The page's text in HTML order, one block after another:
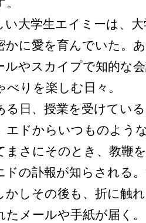
大学生エイミーは、大
かに愛を育んでいた。
ルやスカイプで知的な
べりを楽しむ日々。
日、授業を受けてい
エドからいつものよう
まさにそのとき、教鞭
ドの訃報が知らされる
かしその後も、折に触
たメールや手紙が届く